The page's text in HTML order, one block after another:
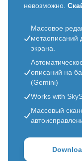
невозможно.
Массовое
метаописаний
экрана.
описаний на
(Gemini)
Works with
Массовый